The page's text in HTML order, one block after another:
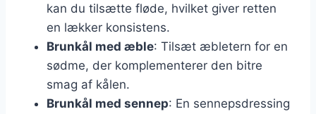
kan du tilsætte fløde, hvilket giver retten
en lækker konsistens.
Brunkål med æble: Tilsæt æbletern for en
sødme, der komplementerer den bitre
smag af kålen.
Brunkål med sennep: En sennepsdressing